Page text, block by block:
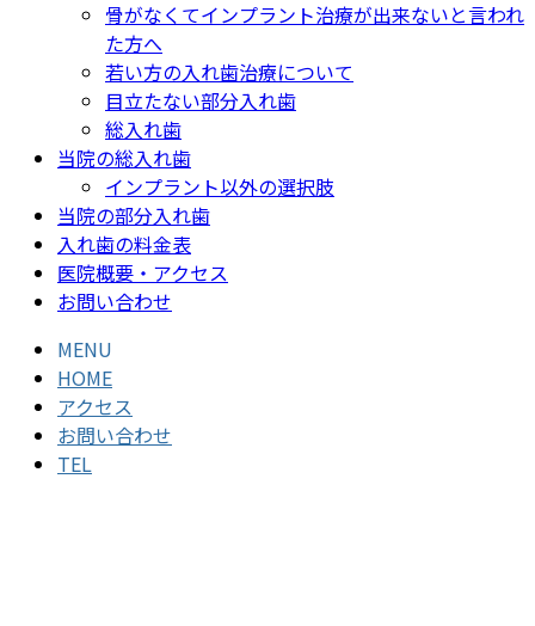
骨がなくてインプラント治療が出来ないと言われ
た方へ
若い方の入れ歯治療について
目立たない部分入れ歯
総入れ歯
当院の総入れ歯
インプラント以外の選択肢
当院の部分入れ歯
入れ歯の料金表
医院概要・アクセス
お問い合わせ
MENU
HOME
アクセス
お問い合わせ
TEL